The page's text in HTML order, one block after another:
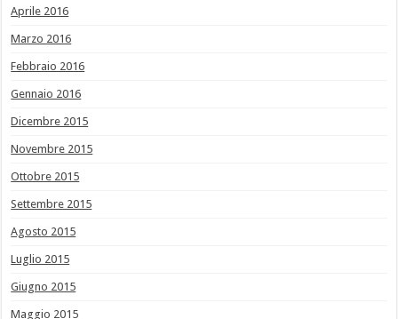
Aprile 2016
Marzo 2016
Febbraio 2016
Gennaio 2016
Dicembre 2015
Novembre 2015
Ottobre 2015
Settembre 2015
Agosto 2015
Luglio 2015
Giugno 2015
Maggio 2015